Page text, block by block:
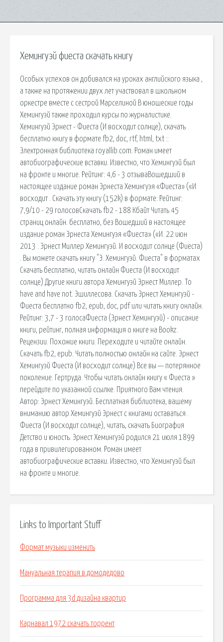
Хемингуэй фиеста скачать книгу
Особых успехов он добивался на уроках английского языка ,
а также на протяжении двух лет участвовал в школьном
оркестре вместе с сестрой Марселиной В юношеские годы
Хемингуэй также проходил курсы по журналистике.
Хемингуэй Эрнест - Фиеста (И восходит солнце), скачать
бесплатно книгу в формате fb2, doc, rtf, html, txt ::
Электронная библиотека royallib.com. Роман имеет
автобиографические вставки. Известно, что Хемингуэй был
на фронте и многие. Рейтинг: 4,6 - 3 отзываВошедший в
настоящее издание роман Эрнеста Хемингуэя «Фиеста» («И
восходит . Скачать эту книгу (152k) в формате: Рейтинг:
7,9/10 - 29 голосовCкачать fb2 - 188 Кбайт Читать 45
страниц онлайн. бесплатно, без Вошедший в настоящее
издание роман Эрнеста Хемингуэя «Фиеста» («И. 22 июн
2013 . Эрнест Миллер Хемингуэй. И восходит солнце (Фиеста)
. Вы можете скачать книгу "Э. Хемингуэй. Фиеста" в форматах
Скачать бесплатно, читать онлайн Фиеста (И восходит
солнце) Другие книги автора Хемингуэй Эрнест Миллер. To
have and have not. Эшиллесова. Скачать Эрнест Хемингуэй -
Фиеста бесплатно fb2, epub, doc, pdf или читать книгу онлайн.
Рейтинг: 3,7 - 3 голосаФиеста (Эрнест Хемингуэй) - описание
книги, рейтинг, полная информация о книге на Bookz.
Рецензии. Похожие книги. Переходите и читайте онлайн.
Скачать fb2, epub. Читать полностью онлайн на сайте. Эрнест
Хемингуэй Фиеста (И восходит солнце) Все вы — потерянное
поколение. Гертруда. Чтобы читать онлайн книгу « Фиеста »
перейдите по указанной ссылке. Приятного Вам чтения.
Автор: Эрнест Хемингуэй. Бесплатная библиотека, вашему
вниманию автор Хемингуэй Эрнест с книгами оставаться .
Фиеста (И восходит солнце), читать, скачать Биография
Детство и юность. Эрнест Хемингуэй родился 21 июля 1899
года в привилегированном. Роман имеет
автобиографические вставки. Известно, что Хемингуэй был
на фронте и многие.
Links to Important Stuff
Формат музыки изменить
Мануальная терапия в домодедово
Программа для 3d дизайна квартир
Карнавал 1972 скачать торрент